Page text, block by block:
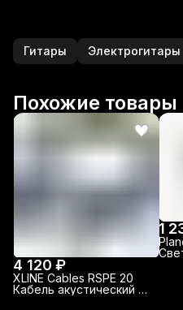
Гитары Электрогитары
Похожие товары
4 120 ₽
XLINE Cables RSPE 20
Кабель акустический с
1